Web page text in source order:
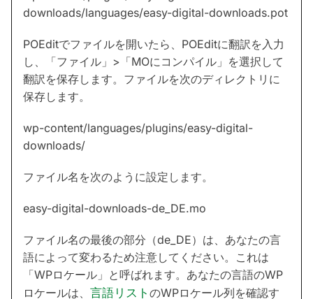
downloads/languages/easy-digital-downloads.pot
POEditでファイルを開いたら、POEditに翻訳を入力
し、「ファイル」>「MOにコンパイル」を選択して
翻訳を保存します。ファイルを次のディレクトリに
保存します。
wp-content/languages/plugins/easy-digital-
downloads/
ファイル名を次のように設定します。
easy-digital-downloads-de_DE.mo
ファイル名の最後の部分（de_DE）は、あなたの言
語によって変わるため注意してください。これは
「WPロケール」と呼ばれます。あなたの言語のWP
ロケールは、 言語リスト のWPロケール列を確認す